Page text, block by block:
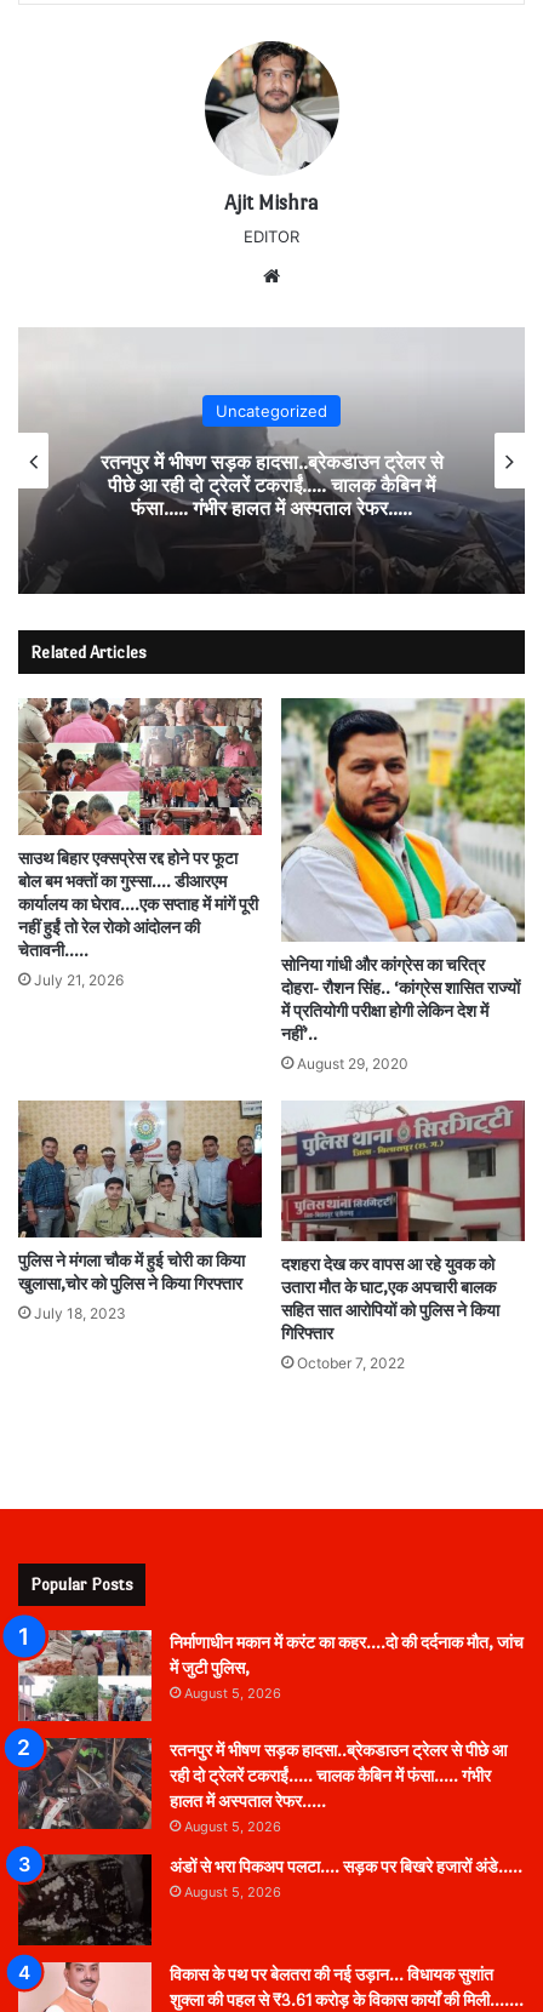
Ajit Mishra
EDITOR
Uncategorized
रतनपुर में भीषण सड़क हादसा..ब्रेकडाउन ट्रेलर से
पीछे आ रही दो ट्रेलरें टकराईं….. चालक कैबिन में
फंसा….. गंभीर हालत में अस्पताल रेफर…..
Related Articles
साउथ बिहार एक्सप्रेस रद्द होने पर फूटा
बोल बम भक्तों का गुस्सा…. डीआरएम
कार्यालय का घेराव….एक सप्ताह में मांगें पूरी
नहीं हुईं तो रेल रोको आंदोलन की
चेतावनी…..
July 21, 2026
सोनिया गांधी और कांग्रेस का चरित्र
दोहरा- रौशन सिंह.. ‘कांग्रेस शासित राज्यों
में प्रतियोगी परीक्षा होगी लेकिन देश में
नहीं’..
August 29, 2020
पुलिस ने मंगला चौक में हुई चोरी का किया
खुलासा,चोर को पुलिस ने किया गिरफ्तार
July 18, 2023
दशहरा देख कर वापस आ रहे युवक को
उतारा मौत के घाट,एक अपचारी बालक
सहित सात आरोपियों को पुलिस ने किया
गिरिफ्तार
October 7, 2022
Popular Posts
निर्माणाधीन मकान में करंट का कहर….दो की दर्दनाक मौत, जांच
में जुटी पुलिस,
August 5, 2026
रतनपुर में भीषण सड़क हादसा..ब्रेकडाउन ट्रेलर से पीछे आ
रही दो ट्रेलरें टकराईं….. चालक कैबिन में फंसा….. गंभीर
हालत में अस्पताल रेफर…..
August 5, 2026
अंडों से भरा पिकअप पलटा…. सड़क पर बिखरे हजारों अंडे…..
August 5, 2026
विकास के पथ पर बेलतरा की नई उड़ान… विधायक सुशांत
शुक्ला की पहल से ₹3.61 करोड़ के विकास कार्यों की मिली…….